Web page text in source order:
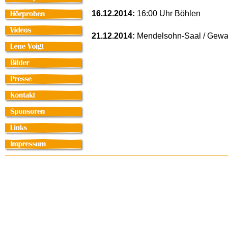
16.12.2014: 16:00 Uhr Böhlen
21.12.2014: Mendelsohn-Saal /